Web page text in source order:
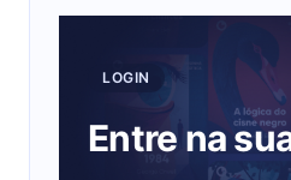
LOGIN
Entre na